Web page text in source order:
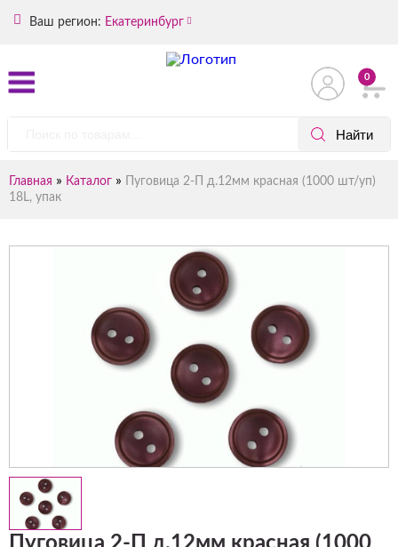
Ваш регион: Екатеринбург
0
Главная » Каталог »
Пуговица 2-П д.12мм красная (1000 шт/уп)
18L, упак